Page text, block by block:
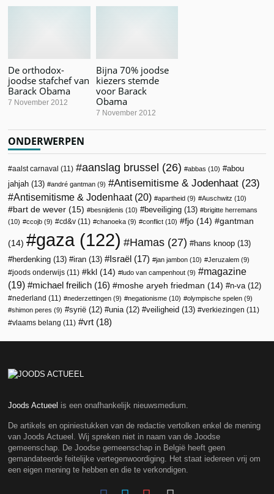
De orthodox-
joodse stafchef van
Barack Obama
7 November 2012
Bijna 70% joodse
kiezers stemde
voor Barack
Obama
7 November 2012
ONDERWERPEN
aalst carnaval (11) aanslag brussel (26) abbas (10)
abou
jahjah (13) andré gantman (9) Antisemitisme & Jodenhaat (23)
Antisemitisme & Jodenhaat(20) apartheid (9) Auschwitz (10)
bart de wever (15) besnijdenis (10) beveiliging (13)
brigitte herremans
(10)
ccojb (9) cd&v (11) chanoeka (9) conflict (10) fjo (14) gantman
(14) gaza(122) Hamas (27) hans knoop (13)
herdenking (13) iran (13) Israël (17) jan jambon (10) Jeruzalem (9)
joods onderwijs (11) kkl (14) ludo van campenhout (9)
magazine
(19)
michael freilich (16) moshe aryeh friedman (14) n-va(12)
nederland (11) nederzettingen (9) negationisme (10) olympische spelen (9)
shimon peres (9) syrië (12) unia(12) veiligheid (13) verkiezingen (11)
vlaams belang (11) vrt (18)
Joods Actueel is een onafhankelijk nieuwsmedium.
De artikels en opiniestukken van de redactie vertolken enkel de mening
van Joods Actueel. Wij spreken niet in naam van de Joodse
gemeenschap. De Joodse gemeenschap in België heeft geen
gemandateerde feitelijke vertegenwoordiging. Het staat iedereen vrij om
een eigen mening te hebben en die te verkondigen.